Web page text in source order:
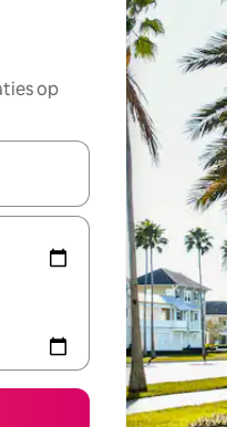
op
maak je een keuze met je